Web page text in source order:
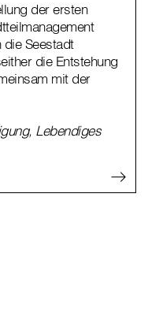
der ersten
die Seestadt
die Entstehung
mit der
, Lebendiges